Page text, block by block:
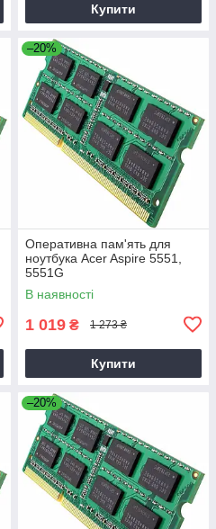
Купити
–20%
Оперативна пам'ять для
ноутбука Acer Aspire 5551,
5551G
В наявності
1 019 ₴ 1 273 ₴
Купити
–20%